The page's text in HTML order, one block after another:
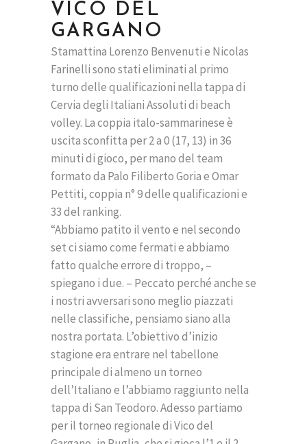
VICO DEL
GARGANO
Stamattina Lorenzo Benvenuti e Nicolas
Farinelli sono stati eliminati al primo
turno delle qualificazioni nella tappa di
Cervia degli Italiani Assoluti di beach
volley. La coppia italo-sammarinese è
uscita sconfitta per 2 a 0 (17, 13) in 36
minuti di gioco, per mano del team
formato da Palo Filiberto Goria e Omar
Pettiti, coppia n° 9 delle qualificazioni e
33 del ranking.
“Abbiamo patito il vento e nel secondo
set ci siamo come fermati e abbiamo
fatto qualche errore di troppo, –
spiegano i due. – Peccato perché anche se
i nostri avversari sono meglio piazzati
nelle classifiche, pensiamo siano alla
nostra portata. L’obiettivo d’inizio
stagione era entrare nel tabellone
principale di almeno un torneo
dell’Italiano e l’abbiamo raggiunto nella
tappa di San Teodoro. Adesso partiamo
per il torneo regionale di Vico del